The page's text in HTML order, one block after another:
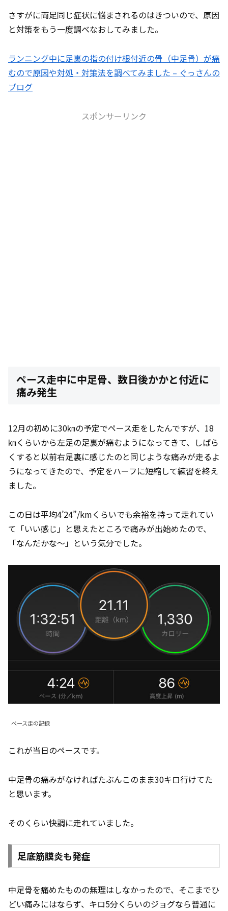
さすがに両足同じ症状に悩まされるのはきついので、原因
と対策をもう一度調べなおしてみました。
ランニング中に足裏の指の付け根付近の骨（中足骨）が痛
むので原因や対処・対策法を調べてみました – ぐっさんの
ブログ
スポンサーリンク
ペース走中に中足骨、数日後かかと付近に
痛み発生
12月の初めに30㎞の予定でペース走をしたんですが、18
㎞くらいから左足の足裏が痛むようになってきて、しばら
くすると以前右足裏に感じたのと同じような痛みが走るよ
うになってきたので、予定をハーフに短縮して練習を終え
ました。
この日は平均4’24”/kmくらいでも余裕を持って走れてい
て「いい感じ」と思えたところで痛みが出始めたので、
「なんだかな～」という気分でした。
ペース走の記録
これが当日のペースです。
中足骨の痛みがなければたぶんこのまま30キロ行けてた
と思います。
そのくらい快調に走れていました。
足底筋膜炎も発症
中足骨を痛めたものの無理はしなかったので、そこまでひ
どい痛みにはならず、キロ5分くらいのジョグなら普通に